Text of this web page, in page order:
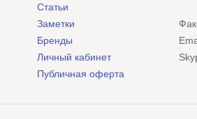
Статьи
Заметки
Бренды
Личный кабинет
Публичная оферта